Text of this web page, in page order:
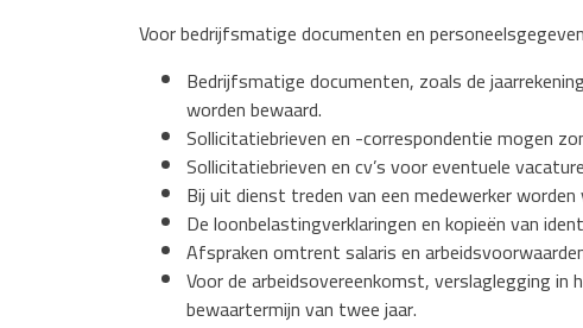
Voor bedrijfsmatige documenten en
Bedrijfsmatige documenten, zoals de
worden bewaard.
Sollicitatiebrieven en -correspondentie mogen
Sollicitatiebrieven en cv’s voor eventuele
Bij uit dienst treden van een medewerker
De loonbelastingverklaringen en kopieën van
Afspraken omtrent salaris en
Voor de arbeidsovereenkomst, verslaglegging
bewaartermijn van twee jaar.